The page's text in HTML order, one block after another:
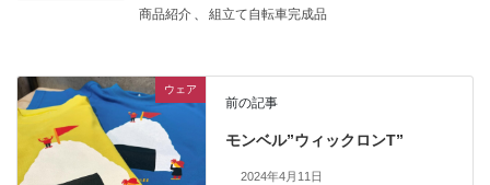
商品紹介 、 組立て自転車完成品
ウェア
前の記事
モンベル”ウィックロンT”
2024年4月11日